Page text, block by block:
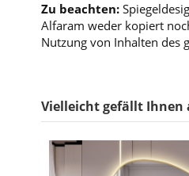
Zu beachten:
Alfaram weder kopiert
Nutzung von Inhalten des
Vielleicht gefällt Ihnen